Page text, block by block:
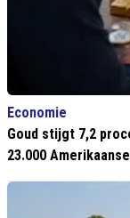
Economie
Goud stijgt 7,2
23.000